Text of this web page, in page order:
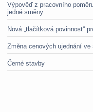
Výpověď z pracovního
jedné směny
Nová „tlačítková povinnost“
Změna cenových ujednání
Černé stavby